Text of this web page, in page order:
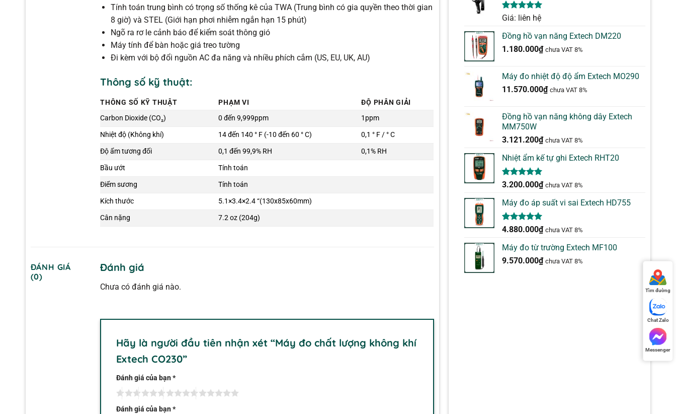
Tính toán trung bình có trọng số thống kê của TWA (Trung bình có gia quyền theo thời gian
8 giờ) và STEL (Giới hạn phơi nhiễm ngắn hạn 15 phút)
Ngõ ra rơ le cảnh báo để kiểm soát thông gió
Máy tính để bàn hoặc giá treo tường
Đi kèm với bộ đổi nguồn AC đa năng và nhiều phích cắm (US, EU, UK, AU)
Thông số kỹ thuật:
THÔNG SỐ KỸ THUẬT PHẠM VI
ĐỘ PHÂN GIẢI
Carbon Dioxide (CO₂)
0 đến 9,999ppm
1ppm
Nhiệt độ (Không khí)
14 đến 140 ° F (-10 đến 60 ° C)
0,1 ° F / ° C
Độ ẩm tương đối
0,1 đến 99,9% RH
0,1% RH
Bầu ướt
Tính toán
Điểm sương
Tính toán
Kích thước
5.1×3.4×2.4 “(130x85x60mm)
Cân nặng
7.2 oz (204g)
ĐÁNH GIÁ
(0)
Đánh giá
Chưa có đánh giá nào.
Hãy là người đầu tiên nhận xét “Máy đo chất lượng không khí
Extech CO230”
Đánh giá của bạn*
Đánh giá của bạn*
5.00 trên 5
1
đánh giá
Giá: liên hệ
Đồng hồ vạn năng Extech DM220
1.180.000₫ chưa VAT 8%
Máy đo nhiệt độ độ ẩm Extech MO290
11.570.000₫ chưa VAT 8%
Đồng hồ vạn năng không dây Extech
MM750W
3.121.200₫ chưa VAT 8%
Nhiệt ẩm kế tự ghi Extech RHT20
5.00trên 5
2
đánh giá
3.200.000₫ chưa VAT 8%
Máy đo áp suất vi sai Extech HD755
5.00trên 5
1
đánh giá
4.880.000₫ chưa VAT 8%
Máy đo từ trường Extech MF100
9.570.000₫ chưa VAT 8%
Tìm đường
Chat Zalo
Messenger